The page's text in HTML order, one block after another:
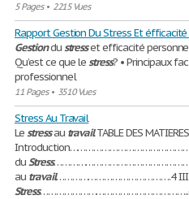
5 Pages• 2215 Vues
Rapport Gestion Du Stress Et
Gestiondustresset efficacité
Qu’est ce que lestress? • Principaux
professionnel
11 Pages• 3510 Vues
Stress Au Travail
LestressautravailTABLE DES MATIERES
duStress
autravail…………………………………….4 III-
Stress